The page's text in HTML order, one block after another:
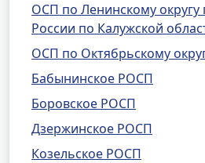
ОСП по Ленинскому округу
России по Калужской
ОСП по Октябрьскому
Бабынинское РОСП
Боровское РОСП
Дзержинское РОСП
Козельское РОСП